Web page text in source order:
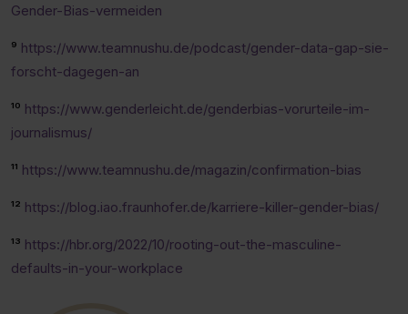
Gender-Bias-vermeiden
⁹ https://www.teamnushu.de/podcast/gender-data-gap-sie-
forscht-dagegen-an
¹⁰ https://www.genderleicht.de/genderbias-vorurteile-im-
journalismus/
¹¹ https://www.teamnushu.de/magazin/confirmation-bias
¹² https://blog.iao.fraunhofer.de/karriere-killer-gender-bias/
¹³ https://hbr.org/2022/10/rooting-out-the-masculine-
defaults-in-your-workplace